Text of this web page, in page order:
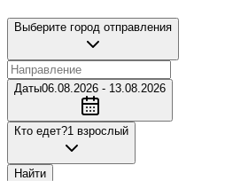
Выберите город отправления
Даты06.08.2026 - 13.08.2026
Кто едет?1 взрослый
Найти